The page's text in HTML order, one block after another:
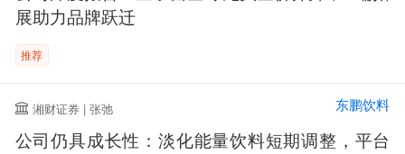
展助力品牌跃迁
推荐
湘财证券 | 张弛 东鹏饮料
公司仍具成长性：淡化能量饮料短期调整，平台